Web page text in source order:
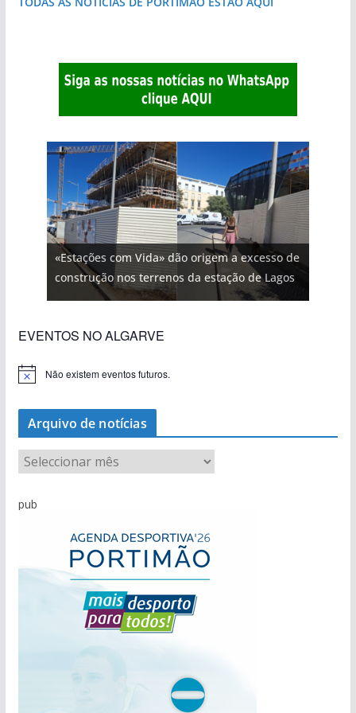
«Estações com Vida» dão origem a excesso de
construção nos terrenos da estação de Lagos
EVENTOS NO ALGARVE
Não existem eventos futuros.
Arquivo de notícias
q
pub